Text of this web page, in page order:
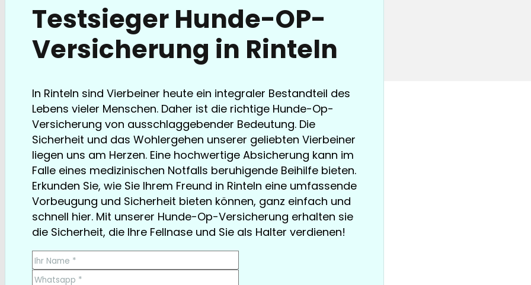
FAQ
Partnerschaften
Über uns
Testsieger Hunde-OP-
Versicherung in Rinteln
In Rinteln sind Vierbeiner heute ein integraler Bestandteil des
Lebens vieler Menschen. Daher ist die richtige Hunde-Op-
Versicherung von ausschlaggebender Bedeutung. Die
Sicherheit und das Wohlergehen unserer geliebten Vierbeiner
liegen uns am Herzen. Eine hochwertige Absicherung kann im
Falle eines medizinischen Notfalls beruhigende Beihilfe bieten.
Erkunden Sie, wie Sie Ihrem Freund in Rinteln eine umfassende
Vorbeugung und Sicherheit bieten können, ganz einfach und
schnell hier. Mit unserer Hunde-Op-Versicherung erhalten sie
die Sicherheit, die Ihre Fellnase und Sie als Halter verdienen!